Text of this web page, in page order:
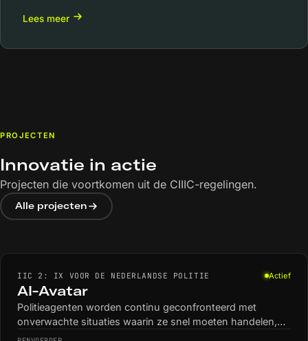
Lees meer
PROJECTEN
Innovatie in actie
Projecten die voortkomen uit de CIIIC-regelingen.
Alle projecten
IIC 2: IX VOOR DE NEDERLANDSE POLITIE Actief
AI-Avatar
Politieagenten worden continu geconfronteerd met
onverwachte situaties waarin ze snel moeten handelen,
hulpverlenen en informatie verzamelen. Realistische